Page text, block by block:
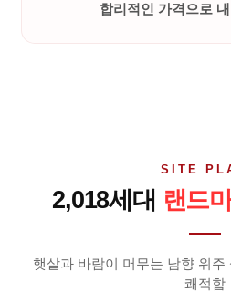
합리적인 가격으로
SITE
2,018세대 랜드
햇살과 바람이 머무는 남향 위주
쾌적함